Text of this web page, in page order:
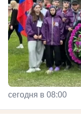
сегодня в 08:00